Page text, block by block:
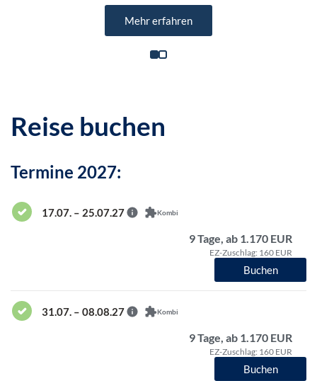
Mehr erfahren
Reise buchen
Termine 2027:
17.07. – 25.07.27 Kombi
9 Tage, ab 1.170 EUR
EZ-Zuschlag: 160 EUR
Buchen
31.07. – 08.08.27 Kombi
9 Tage, ab 1.170 EUR
EZ-Zuschlag: 160 EUR
Buchen